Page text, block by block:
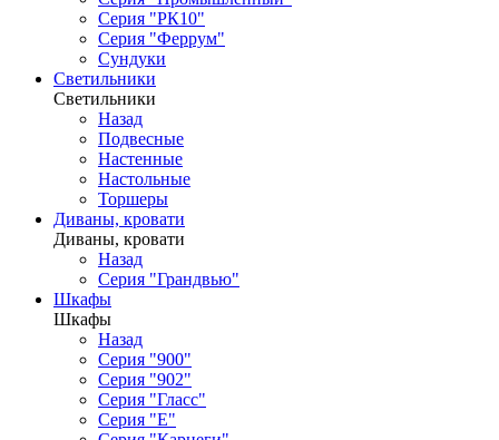
Серия "РК10"
Серия "Феррум"
Сундуки
Светильники
Светильники
Назад
Подвесные
Настенные
Настольные
Торшеры
Диваны, кровати
Диваны, кровати
Назад
Серия "Грандвью"
Шкафы
Шкафы
Назад
Серия "900"
Серия "902"
Серия "Гласс"
Серия "Е"